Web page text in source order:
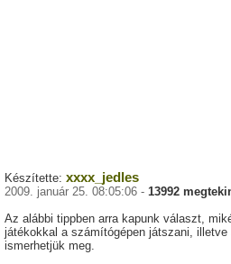
Készítette: xxxx_jedles
2009. január 25. 08:05:06 - 13992
Az alábbi tippben arra kapunk választ,
játékokkal a számítógépen játszani,
ismerhetjük meg.